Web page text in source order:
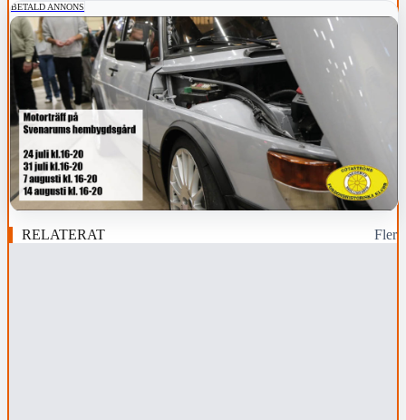
BETALD ANNONS
RELATERAT Fler